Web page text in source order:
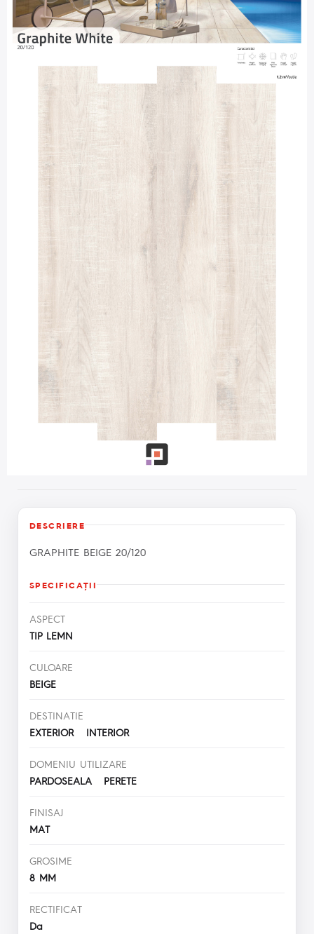
DESCRIERE
GRAPHITE BEIGE 20/120
SPECIFICAŢII
ASPECT
TIP LEMN
CULOARE
BEIGE
DESTINATIE
EXTERIOR INTERIOR
DOMENIU UTILIZARE
PARDOSEALA PERETE
FINISAJ
MAT
GROSIME
8 MM
RECTIFICAT
Da